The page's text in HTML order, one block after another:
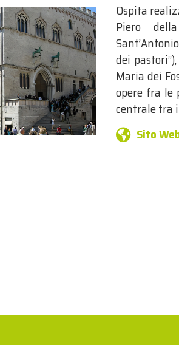
Ospita
Piero
dei
Maria dei
opere fra le
centrale tra
Sito